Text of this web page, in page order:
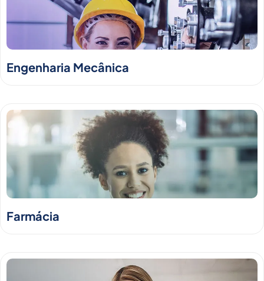
Engenharia Mecânica
Farmácia